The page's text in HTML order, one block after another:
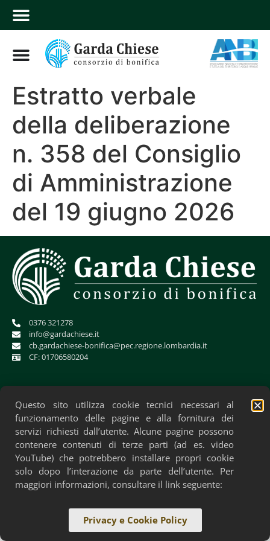
Estratto verbale
della deliberazione
n. 358 del Consiglio
di Amministrazione
del 19 giugno 2026
0376 321278
info@gardachiese.it
cb.gardachiese-bonifica@pec.regione.lombardia.it
CF: 01706580204
Privacy Policy Cookie Policy Accessibilità
Questo sito utilizza cookie tecnici necessari al
funzionamento delle pagine e alla fornitura dei
servizi richiesti dall’utente. Alcune pagine possono
contenere contenuti di terze parti (ad es. video
YouTube) che potrebbero installare propri cookie
solo dopo l’interazione da parte dell’utente. Per
maggiori informazioni, consultare il link seguente:
Privacy e Cookie Policy